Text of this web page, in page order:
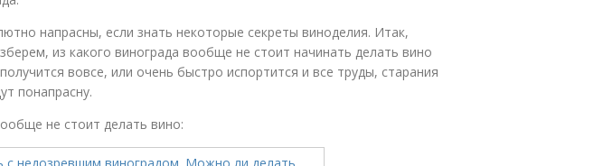
напрасны, если знать некоторые секреты виноделия. Итак,
из какого винограда вообще не стоит начинать делать вино
вовсе, или очень быстро испортится и все труды, старания
понапрасну.
не стоит делать вино: